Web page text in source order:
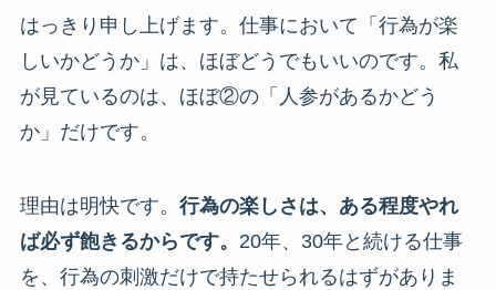
はっきり申し上げます。仕事において「行為が楽
しいかどうか」は、ほぼどうでもいいのです。私
が見ているのは、ほぼ②の「人参があるかどう
か」だけです。
理由は明快です。 行為の楽しさは、ある程度やれ
ば必ず飽きるからです。 20年、30年と続ける仕事
を、行為の刺激だけで持たせられるはずがありま